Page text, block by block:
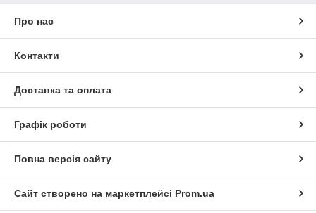
Про нас
Контакти
Доставка та оплата
Графік роботи
Повна версія сайту
Сайт створено на маркетплейсі Prom.ua